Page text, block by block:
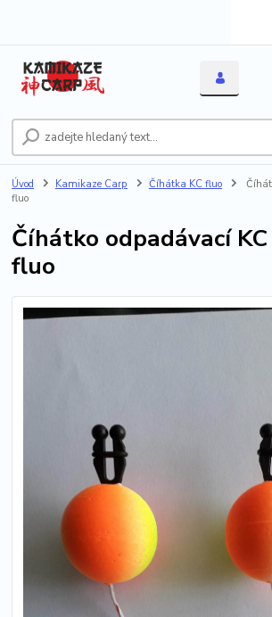
Úvod Kamikaze Carp Číhátka KC fluo
fluo
Číhátko odpadávací
fluo